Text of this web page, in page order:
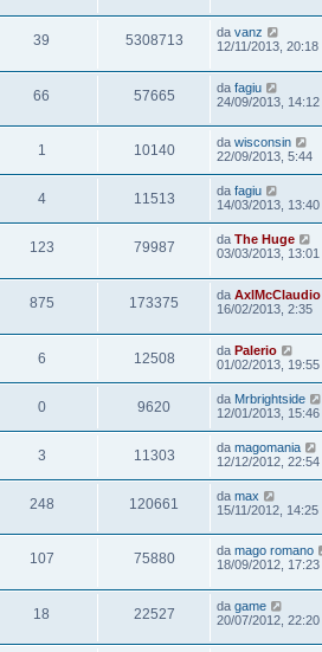
39 5308713 da vanz
12/11/2013, 20:18
66 57665 da fagiu
24/09/2013, 14:12
1 10140 da wisconsin
22/09/2013, 5:44
4 11513 da fagiu
14/03/2013, 13:40
123 79987 da The Huge
03/03/2013, 13:01
875 173375 da AxlMcClaudio
16/02/2013, 2:35
6 12508 da Palerio
01/02/2013, 19:55
0 9620 da Mrbrightside
12/01/2013, 15:46
3 11303 da magomania
12/12/2012, 22:54
248 120661 da max
15/11/2012, 14:25
107 75880 da mago romano
18/09/2012, 17:23
18 22527 da game
20/07/2012, 22:20